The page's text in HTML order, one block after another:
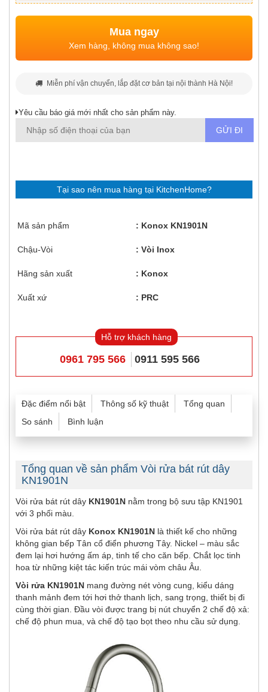
Mua ngay
Xem hàng, không mua không sao!
Miễn phí vận chuyển, lắp đặt cơ bản tại nội thành Hà Nội!
Yêu cầu báo giá mới nhất cho sản phẩm này.
Tại sao nên mua hàng tại KitchenHome?
Mã sản phẩm Konox KN1901N
Chậu-Vòi Vòi Inox
Hãng sản xuất Konox
Xuất xứ PRC
Hỗ trợ khách hàng
0961 795 566 0911 595 566
Đặc điểm nổi bật Thông số kỹ thuật
Tổng quan
So sánh
Bình luận
Tổng quan về sản phẩm Vòi rửa bát rút dây
KN1901N
Vòi rửa bát rút dây KN1901N nằm trong bộ sưu tập KN1901
với 3 phối màu.
Vòi rửa bát rút dây Konox KN1901N là thiết kế cho những
không gian bếp Tân cổ điển phương Tây. Nickel – màu sắc
đem lại hơi hướng ấm áp, tinh tế cho căn bếp. Chắt lọc tinh
hoa từ những kiệt tác kiến trúc mái vòm châu Âu.
Vòi rửa KN1901N mang đường nét vòng cung, kiểu dáng
thanh mảnh đem tới hơi thở thanh lịch, sang trọng, thiết bị đi
cùng thời gian. Đầu vòi được trang bị nút chuyển 2 chế độ xả:
chế độ phun mua, và chế độ tạo bọt theo nhu cầu sử dụng.